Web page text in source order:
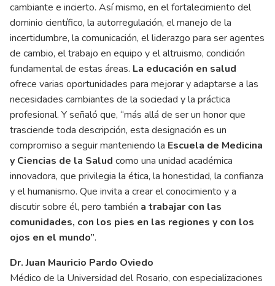
cambiante e incierto. Así mismo, en el fortalecimiento del
dominio científico, la autorregulación, el manejo de la
incertidumbre, la comunicación, el liderazgo para ser agentes
de cambio, el trabajo en equipo y el altruismo, condición
fundamental de estas áreas. La educación en salud
ofrece varias oportunidades para mejorar y adaptarse a las
necesidades cambiantes de la sociedad y la práctica
profesional. Y señaló que, “más allá de ser un honor que
trasciende toda descripción, esta designación es un
compromiso a seguir manteniendo la Escuela de Medicina
y Ciencias de la Salud como una unidad académica
innovadora, que privilegia la ética, la honestidad, la confianza
y el humanismo. Que invita a crear el conocimiento y a
discutir sobre él, pero también a trabajar con las
comunidades, con los pies en las regiones y con los
ojos en el mundo”.
Dr. Juan Mauricio Pardo Oviedo
Médico de la Universidad del Rosario, con especializaciones